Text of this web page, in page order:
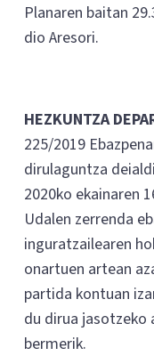
Planaren baitan
dio Aresori.
HEZKUNTZA
225/2019
dirulaguntza
2020ko ekainaren
Udalen zerrenda
inguratzailearen
onartuen artean
partida kontuan
du dirua jasotzeko
bermerik.